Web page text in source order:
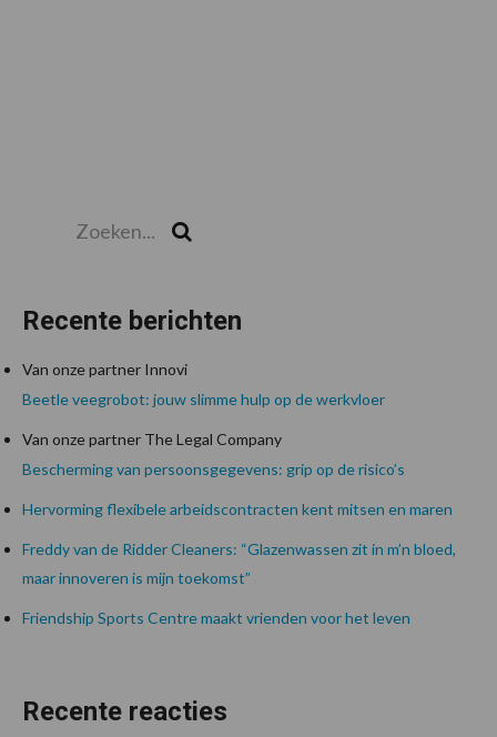
Recente berichten
Van onze partner Innovi
Beetle veegrobot: jouw slimme hulp op de werkvloer
Van onze partner The Legal Company
Bescherming van persoonsgegevens: grip op de risico’s
Hervorming flexibele arbeidscontracten kent mitsen en maren
Freddy van de Ridder Cleaners: “Glazenwassen zit in m’n bloed,
maar innoveren is mijn toekomst”
Friendship Sports Centre maakt vrienden voor het leven
Recente reacties